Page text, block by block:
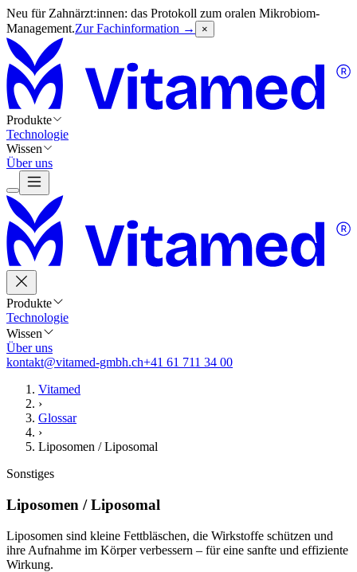
Neu für Zahnärzt:innen: das Protokoll zum oralen Mikrobiom-
Management.Zur Fachinformation → ×
Produkte
Technologie
Wissen
Über uns
Produkte
Technologie
Wissen
Über uns
kontakt@vitamed-gmbh.ch+41 61 711 34 00
Vitamed
›
Glossar
›
Liposomen / Liposomal
Sonstiges
Liposomen / Liposomal
Liposomen sind kleine Fettbläschen, die Wirkstoffe schützen und
ihre Aufnahme im Körper verbessern – für eine sanfte und effiziente
Wirkung.